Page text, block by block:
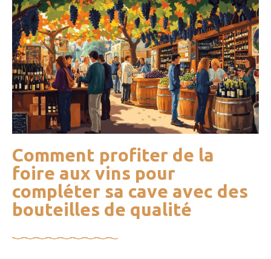
Comment profiter de la
foire aux vins pour
compléter sa cave avec des
bouteilles de qualité